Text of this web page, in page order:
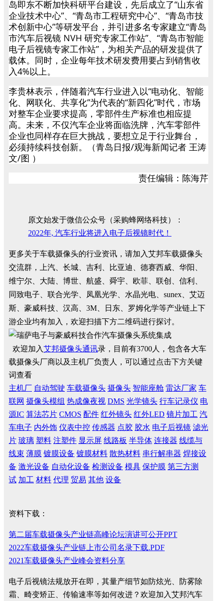
岛即东不断加快科研平台建设，先后成立了“山东省
企业技术中心”、“青岛市工程研究中心”、“青岛市技
术创新中心”等研发平台，并引进多名专家建立“青岛
市汽车后视镜 NVH 研究专家工作站”、“青岛市智能
电子后视镜专家工作站”，为相关产品的研发提供了
载体。同时，企业每年技术研发费用要占到销售收
入4%以上。
李贵林表示，伴随着汽车行业进入以“电动化、智能
化、网联化、共享化”为代表的“新四化”时代，市场
对整车企业要求提高，零部件生产标准也相应提
高。未来，不仅汽车企业将面临洗牌，汽车零部件
企业也同样存在巨大挑战，要想立足于行业舞台，
必须持续科技创新。（青岛日报/观海新闻记者 王涛
文/图 ）
责任编辑：陈海芹
原文始发于微信公众号（采购蜂网络科技）：
2022年, 汽车行业将进入电子后视镜时代！
更多关于车载摄像头的行业资讯，请加入艾邦车载摄像头
交流群，上汽、长城、吉利、比亚迪、德赛西威、华阳、
维宁尔、大陆、博世、航盛、舜宇、欧菲、联创、信利、
同致电子、联合光学、凤凰光学、水晶光电、sunex、艾迈
斯、豪威科技、汉高、3M、日东、罗姆化学等产业链上下
游企业均有加入，欢迎扫描下方二维码进行探讨。
欢迎加入艾邦摄像头通讯录，目前有3700人，包含各大车
载摄像头厂商以及主机厂负责人，可以通过点击下方关键
词查看
主机厂 自动驾驶 车载摄像头 摄像头 智能座舱 雷达厂家 车
联网 摄像头模组 热成像夜视 DMS 光学镜头 行车记录仪 电
源IC 算法芯片 CMOS 配件 红外镜头 红外LED 镜片加工 汽
车电子 内外饰 仪表中控 传感器 点胶 胶水 电子后视镜 滤光
片 玻璃 塑料 注塑件 显示屏 线路板 半导体 连接器 线缆与
线束 薄膜 镀膜设备 镀膜材料 散热材料 串行解串器 焊接设
备 激光设备 自动化设备 检测设备 模具 保护膜 第三方测
试 加工 材料 代理 贸易 其他 设备
资料下载：
第二届车载摄像头产业链高峰论坛演讲可公开PPT
2022车载摄像头产业链上市公司名录下载.PDF
2021车载摄像头产业峰会资料分享
电子后视镜法规放开在即，其量产细节如防炫光、防雾除
霜、畸变矫正、传输速率等如何改进？欢迎加入艾邦汽车